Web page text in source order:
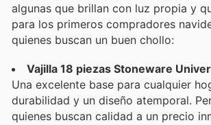
algunas que brillan con luz propia y
para los primeros compradores
quienes buscan un buen chollo:
Vajilla 18 piezas Stoneware
Una excelente base para cualquier
durabilidad y un diseño atemporal.
quienes buscan calidad a un precio